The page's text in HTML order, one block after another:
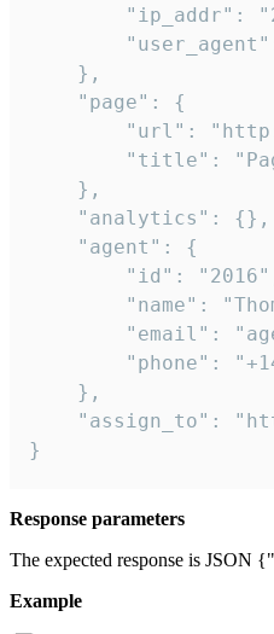
"ip_addr":
    },
    "page": {
"url":
"title":
    },
    "analytics": {},
    "agent": {
"id":
"name":
"email":
"phone":
    },
"assign_to":
}
Response parameters
The expected response is JSON
Example